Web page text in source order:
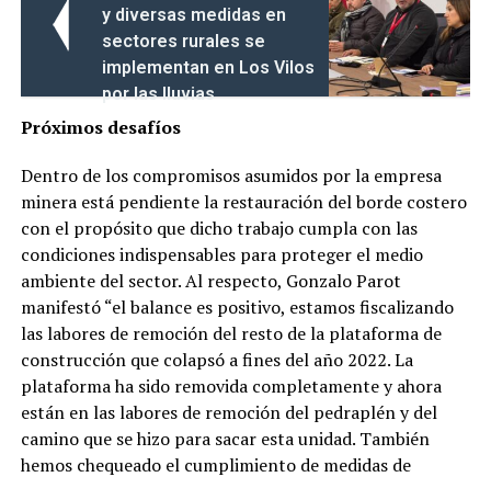
y diversas medidas en
sectores rurales se
implementan en Los Vilos
por las lluvias
Próximos desafíos
Dentro de los compromisos asumidos por la empresa
minera está pendiente la restauración del borde costero
con el propósito que dicho trabajo cumpla con las
condiciones indispensables para proteger el medio
ambiente del sector. Al respecto, Gonzalo Parot
manifestó “el balance es positivo, estamos fiscalizando
las labores de remoción del resto de la plataforma de
construcción que colapsó a fines del año 2022. La
plataforma ha sido removida completamente y ahora
están en las labores de remoción del pedraplén y del
camino que se hizo para sacar esta unidad. También
hemos chequeado el cumplimiento de medidas de